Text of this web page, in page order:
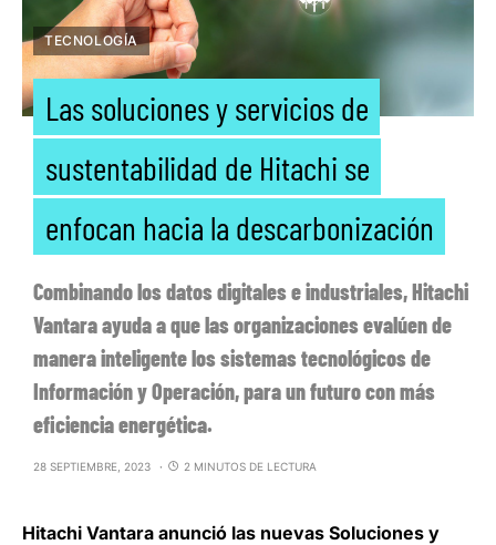
TECNOLOGÍA
Las soluciones y servicios de
sustentabilidad de Hitachi se
enfocan hacia la descarbonización
Combinando los datos digitales e industriales, Hitachi
Vantara ayuda a que las organizaciones evalúen de
manera inteligente los sistemas tecnológicos de
Información y Operación, para un futuro con más
eficiencia energética.
28 SEPTIEMBRE, 2023 2 MINUTOS DE LECTURA
Hitachi Vantara anunció las nuevas Soluciones y